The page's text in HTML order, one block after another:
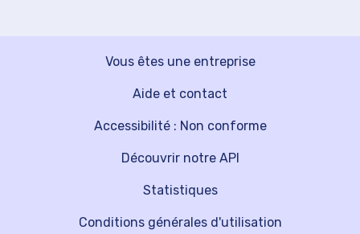
Vous êtes une entreprise
Découvrir notre API
Aide et contact
Statistiques
Accessibilité : Non conforme
Conditions générales d'utilisation